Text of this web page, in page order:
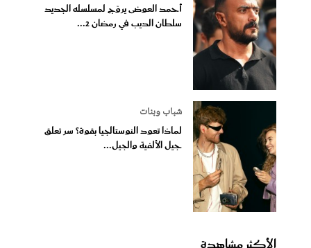
أحمد العوضى يروّج لمسلسله الجديد
سلطان الديب في رمضان 2...
شباب وبنات
لماذا تعود النوستالجيا بقوة؟ سر تعلق
جيل الألفية والجيل...